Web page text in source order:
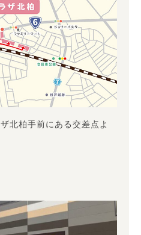
北柏手前にある交差点よ